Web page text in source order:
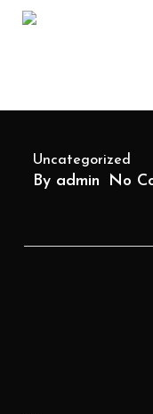
Skip
Uncategorized
By admin No